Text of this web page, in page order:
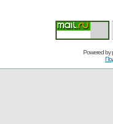
Powered by